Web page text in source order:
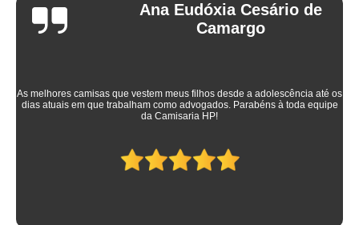
Ana Eudóxia Cesário de
Camargo
As melhores camisas que vestem meus filhos desde a adolescência até os
dias atuais em que trabalham como advogados. Parabéns à toda equipe
da Camisaria HP!